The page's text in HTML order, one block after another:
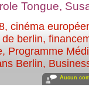
Tongue,
, cinéma
berlin,
, Programme
Berlin,
Aucun